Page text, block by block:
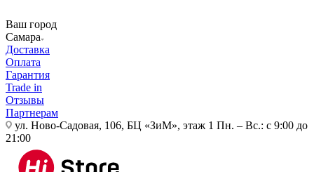
Ваш город
Самара
Доставка
Оплата
Гарантия
Trade in
Отзывы
Партнерам
ул. Ново-Садовая, 106, БЦ «ЗиМ», этаж 1 Пн. – Вс.: с 9:00 до
21:00